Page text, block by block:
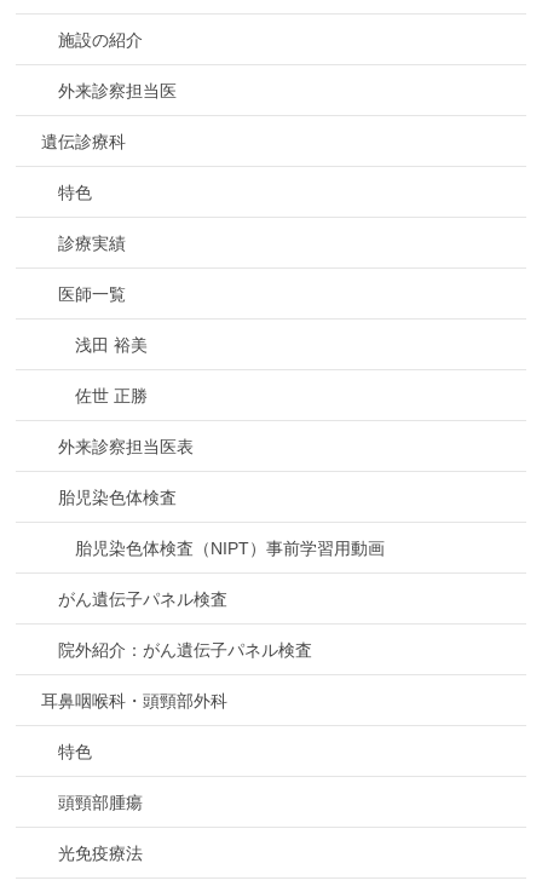
施設の紹介
外来診察担当医
遺伝診療科
特色
診療実績
医師一覧
浅田 裕美
佐世 正勝
外来診察担当医表
胎児染色体検査
胎児染色体検査（NIPT）事前学習用動画
がん遺伝子パネル検査
院外紹介：がん遺伝子パネル検査
耳鼻咽喉科・頭頸部外科
特色
頭頸部腫瘍
光免疫療法